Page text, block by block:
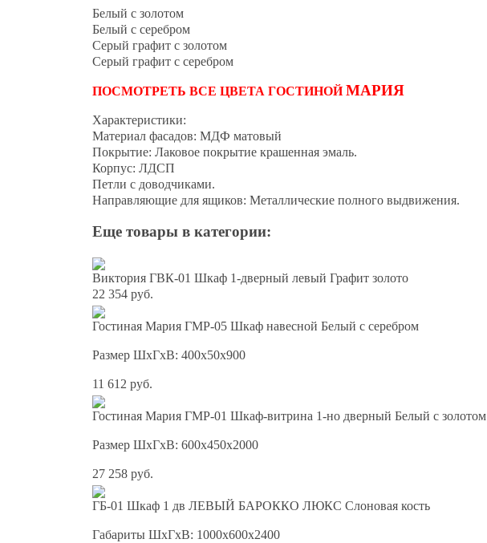
Белый с золотом
Белый с серебром
Серый графит с золотом
Серый графит с серебром
ПОСМОТРЕТЬ ВСЕ ЦВЕТА ГОСТИНОЙМАРИЯ
Характеристики:
Материал фасадов: МДФ матовый
Покрытие: Лаковое покрытие крашенная эмаль.
Корпус: ЛДСП
Петли с доводчиками.
Направляющие для ящиков: Металлические полного выдвижения.
Еще товары в категории:
Виктория ГВК-01 Шкаф 1-дверный левый Графит золото
22 354 руб.
Гостиная Мария ГМР-05 Шкаф навесной Белый с серебром
Размер ШхГхВ: 400х50х900
11 612 руб.
Гостиная Мария ГМР-01 Шкаф-витрина 1-но дверный Белый с золотом
Размер ШхГхВ: 600х450х2000
27 258 руб.
ГБ-01 Шкаф 1 дв ЛЕВЫЙ БАРОККО ЛЮКС Слоновая кость
Габариты ШхГхВ: 1000х600х2400